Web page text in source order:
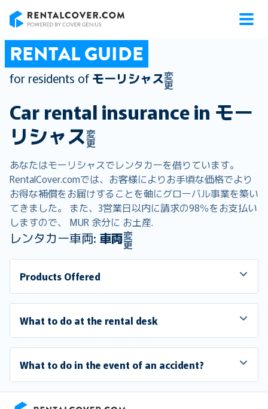
RENTAL GUIDE
for residents of モーリシャス変
更
Car rental insurance in モー
リシャス変
更
あなたはモーリシャスでレンタカーを借りています。
RentalCover.comでは、お客様によりお手頃な価格でより
お得な補償をお届けすることを軸にグローバル事業を築い
てきました。 また、3営業日以内に請求の98％をお支払い
しますので、 MUR 余分に お土産.
レンタカー車両: 車両変
更
Products Offered
What to do at the rental desk
What to do in the event of an accident?